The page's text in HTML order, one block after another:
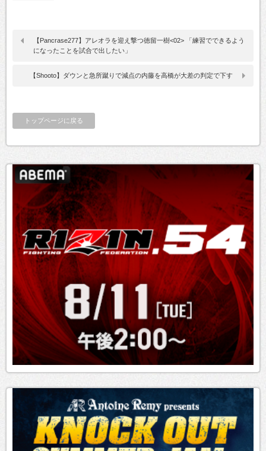
【Pancrase277】アレオラを迎え撃つ徳留一樹<02> 「練習でできるよう
になったことを試合で出したい」
【Shooto】ダウンと急所蹴りで減点の内藤を高橋が大差の判定で下す
トップページに戻る